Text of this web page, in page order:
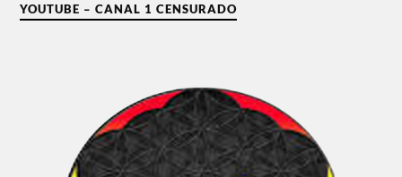
YOUTUBE – CANAL 1 CENSURADO